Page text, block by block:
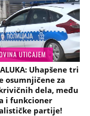
UTICAJEM
Uhapšene tri
osumnjičene za
dela, među
i funkcioner
partije!